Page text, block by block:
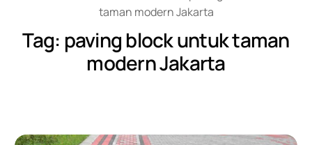
taman modern Jakarta
Tag: paving block untuk taman
modern Jakarta